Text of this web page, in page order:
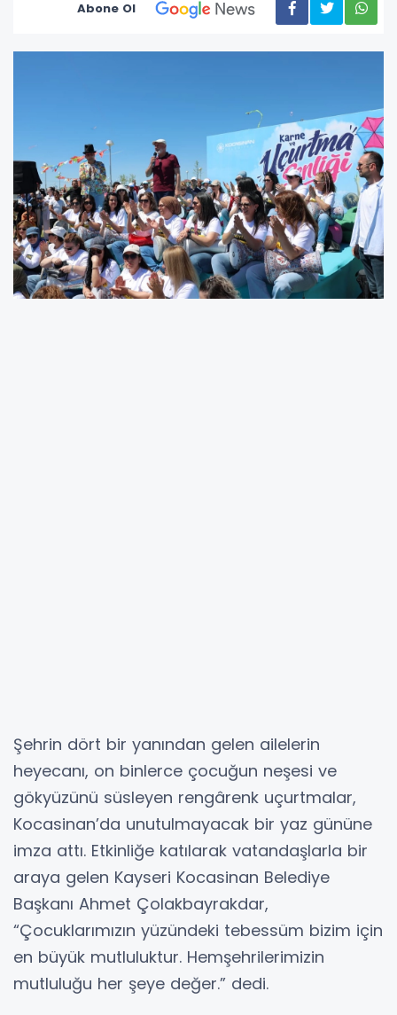
Abone Ol
Şehrin dört bir yanından gelen ailelerin
heyecanı, on binlerce çocuğun neşesi ve
gökyüzünü süsleyen rengârenk uçurtmalar,
Kocasinan’da unutulmayacak bir yaz gününe
imza attı. Etkinliğe katılarak vatandaşlarla bir
araya gelen Kayseri Kocasinan Belediye
Başkanı Ahmet Çolakbayrakdar,
“Çocuklarımızın yüzündeki tebessüm bizim için
en büyük mutluluktur. Hemşehrilerimizin
mutluluğu her şeye değer.” dedi.